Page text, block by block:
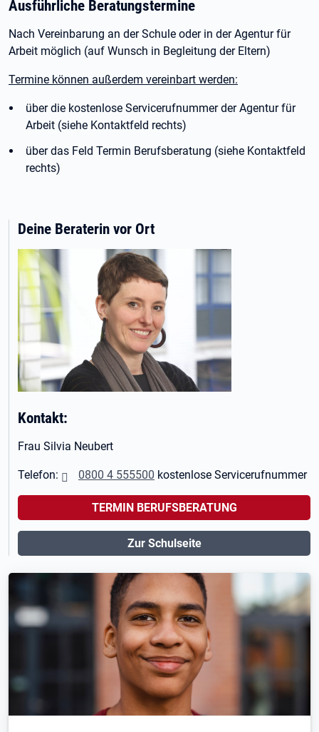
Ausführliche Beratungstermine
Nach Vereinbarung an der Schule oder in der Agentur für
Arbeit möglich (auf Wunsch in Begleitung der Eltern)
Termine können außerdem vereinbart werden:
über die kostenlose Servicerufnummer der Agentur für
Arbeit (siehe Kontaktfeld rechts)
über das Feld Termin Berufsberatung (siehe Kontaktfeld
rechts)
Deine Beraterin vor Ort
Kontakt:
Frau Silvia Neubert
Telefon: 0800 4 555500 kostenlose Servicerufnummer
TERMIN BERUFSBERATUNG
Zur Schulseite